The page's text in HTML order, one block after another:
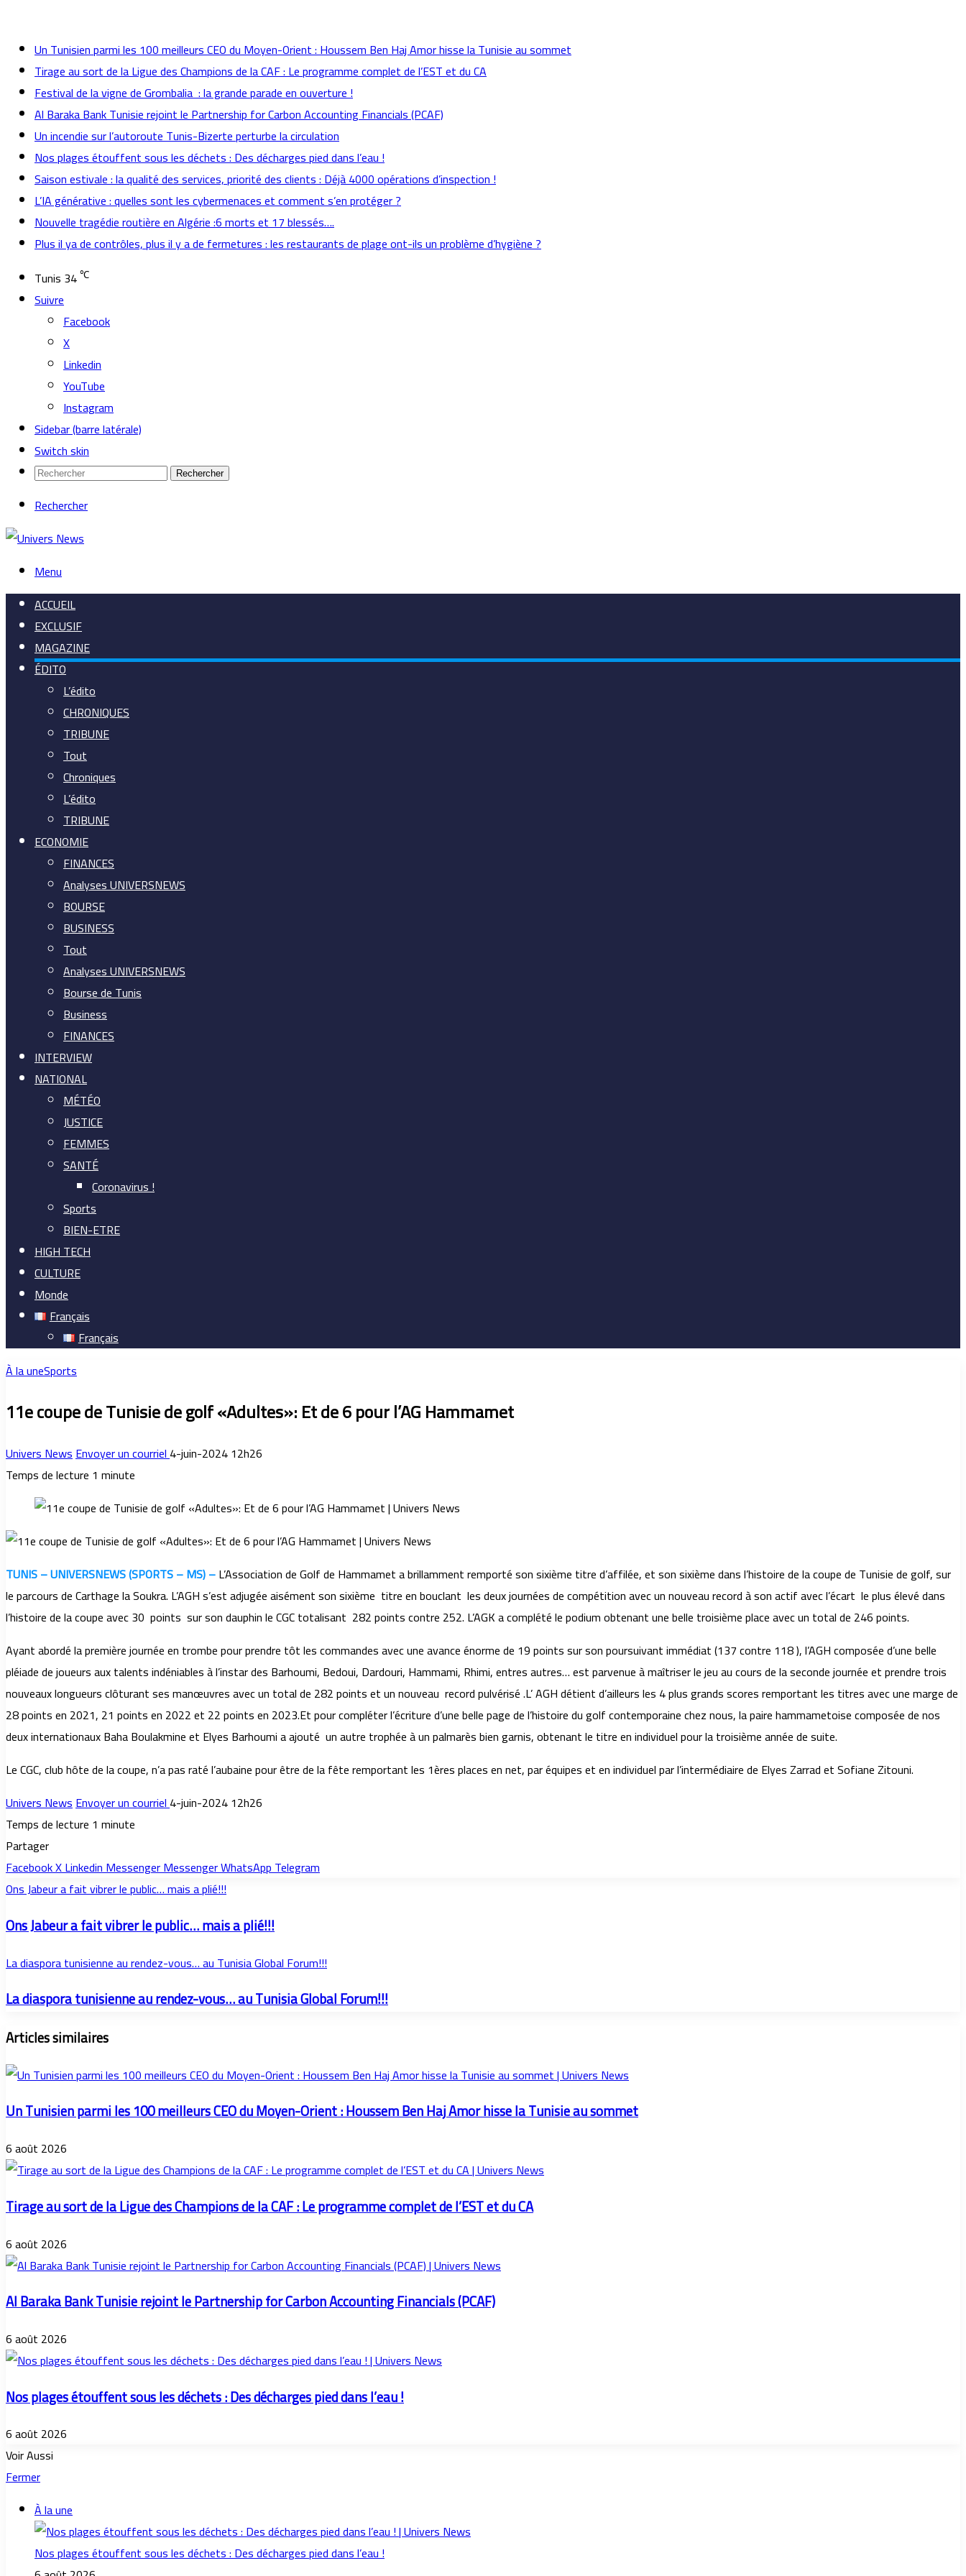
Un Tunisien parmi les 100 meilleurs CEO du Moyen-Orient : Houssem Ben Haj Amor hisse la Tunisie au sommet
Tirage au sort de la Ligue des Champions de la CAF : Le programme complet de l’EST et du CA
Festival de la vigne de Grombalia : la grande parade en ouverture !
Al Baraka Bank Tunisie rejoint le Partnership for Carbon Accounting Financials (PCAF)
Un incendie sur l’autoroute Tunis-Bizerte perturbe la circulation
Nos plages étouffent sous les déchets : Des décharges pied dans l’eau !
Saison estivale : la qualité des services, priorité des clients : Déjà 4000 opérations d’inspection !
L’IA générative : quelles sont les cybermenaces et comment s’en protéger ?
Nouvelle tragédie routière en Algérie :6 morts et 17 blessés….
Plus il ya de contrôles, plus il y a de fermetures : les restaurants de plage ont-ils un problème d’hygiène ?
Tunis 34℃
Suivre
Facebook
X
Linkedin
YouTube
Instagram
Sidebar (barre latérale)
Switch skin
Rechercher
Rechercher
Menu
ACCUEIL
EXCLUSIF
MAGAZINE
ÉDITO
L’édito
CHRONIQUES
TRIBUNE
Tout
Chroniques
L’édito
TRIBUNE
ECONOMIE
FINANCES
Analyses UNIVERSNEWS
BOURSE
BUSINESS
Tout
Analyses UNIVERSNEWS
Bourse de Tunis
Business
FINANCES
INTERVIEW
NATIONAL
MÉTÉO
JUSTICE
FEMMES
SANTÉ
Coronavirus !
Sports
BIEN-ETRE
HIGH TECH
CULTURE
Monde
Français
Français
À la uneSports
11e coupe de Tunisie de golf «Adultes»: Et de 6 pour l’AG Hammamet
Univers NewsEnvoyer un courriel4-juin-2024 12h26
Temps de lecture 1 minute
TUNIS – UNIVERSNEWS (SPORTS – MS) –L’Association de Golf de Hammamet a brillamment remporté son sixième titre d’affilée, et son sixième dans l’histoire de la coupe de Tunisie de golf, sur
le parcours de Carthage la Soukra. L’AGH s’est adjugée aisément son sixième titre en bouclant les deux journées de compétition avec un nouveau record à son actif avec l’écart le plus élevé dans
l’histoire de la coupe avec 30 points sur son dauphin le CGC totalisant 282 points contre 252. L’AGK a complété le podium obtenant une belle troisième place avec un total de 246 points.
Ayant abordé la première journée en trombe pour prendre tôt les commandes avec une avance énorme de 19 points sur son poursuivant immédiat (137 contre 118 ), l’AGH composée d’une belle
pléiade de joueurs aux talents indéniables à l’instar des Barhoumi, Bedoui, Dardouri, Hammami, Rhimi, entres autres… est parvenue à maîtriser le jeu au cours de la seconde journée et prendre trois
nouveaux longueurs clôturant ses manœuvres avec un total de 282 points et un nouveau record pulvérisé .L’ AGH détient d’ailleurs les 4 plus grands scores remportant les titres avec une marge de
28 points en 2021, 21 points en 2022 et 22 points en 2023.Et pour compléter l’écriture d’une belle page de l’histoire du golf contemporaine chez nous, la paire hammametoise composée de nos
deux internationaux Baha Boulakmine et Elyes Barhoumi a ajouté un autre trophée à un palmarès bien garnis, obtenant le titre en individuel pour la troisième année de suite.
Le CGC, club hôte de la coupe, n’a pas raté l’aubaine pour être de la fête remportant les 1ères places en net, par équipes et en individuel par l’intermédiaire de Elyes Zarrad et Sofiane Zitouni.
Univers NewsEnvoyer un courriel4-juin-2024 12h26
Temps de lecture 1 minute
Partager
FacebookXLinkedinMessengerMessengerWhatsAppTelegram
Ons Jabeur a fait vibrer le public… mais a plié!!!
Ons Jabeur a fait vibrer le public… mais a plié!!!
La diaspora tunisienne au rendez-vous… au Tunisia Global Forum!!!
La diaspora tunisienne au rendez-vous… au Tunisia Global Forum!!!
Articles similaires
Un Tunisien parmi les 100 meilleurs CEO du Moyen-Orient : Houssem Ben Haj Amor hisse la Tunisie au sommet
6 août 2026
Tirage au sort de la Ligue des Champions de la CAF : Le programme complet de l’EST et du CA
6 août 2026
Al Baraka Bank Tunisie rejoint le Partnership for Carbon Accounting Financials (PCAF)
6 août 2026
Nos plages étouffent sous les déchets : Des décharges pied dans l’eau !
6 août 2026
Voir Aussi
Fermer
À la une
Nos plages étouffent sous les déchets : Des décharges pied dans l’eau !